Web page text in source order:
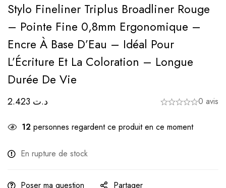
Stylo Fineliner Triplus Broadliner Rouge
– Pointe Fine 0,8mm Ergonomique –
Encre À Base D’Eau – Idéal Pour
L’Écriture Et La Coloration – Longue
Durée De Vie
د.ت 0 avis
12 personnes regardent ce produit en ce moment
En rupture de stock
Poser ma question Partager